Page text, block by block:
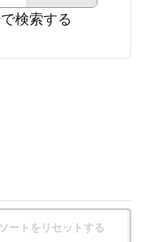
ライドレール・モ
検索する
ソートをリセットする